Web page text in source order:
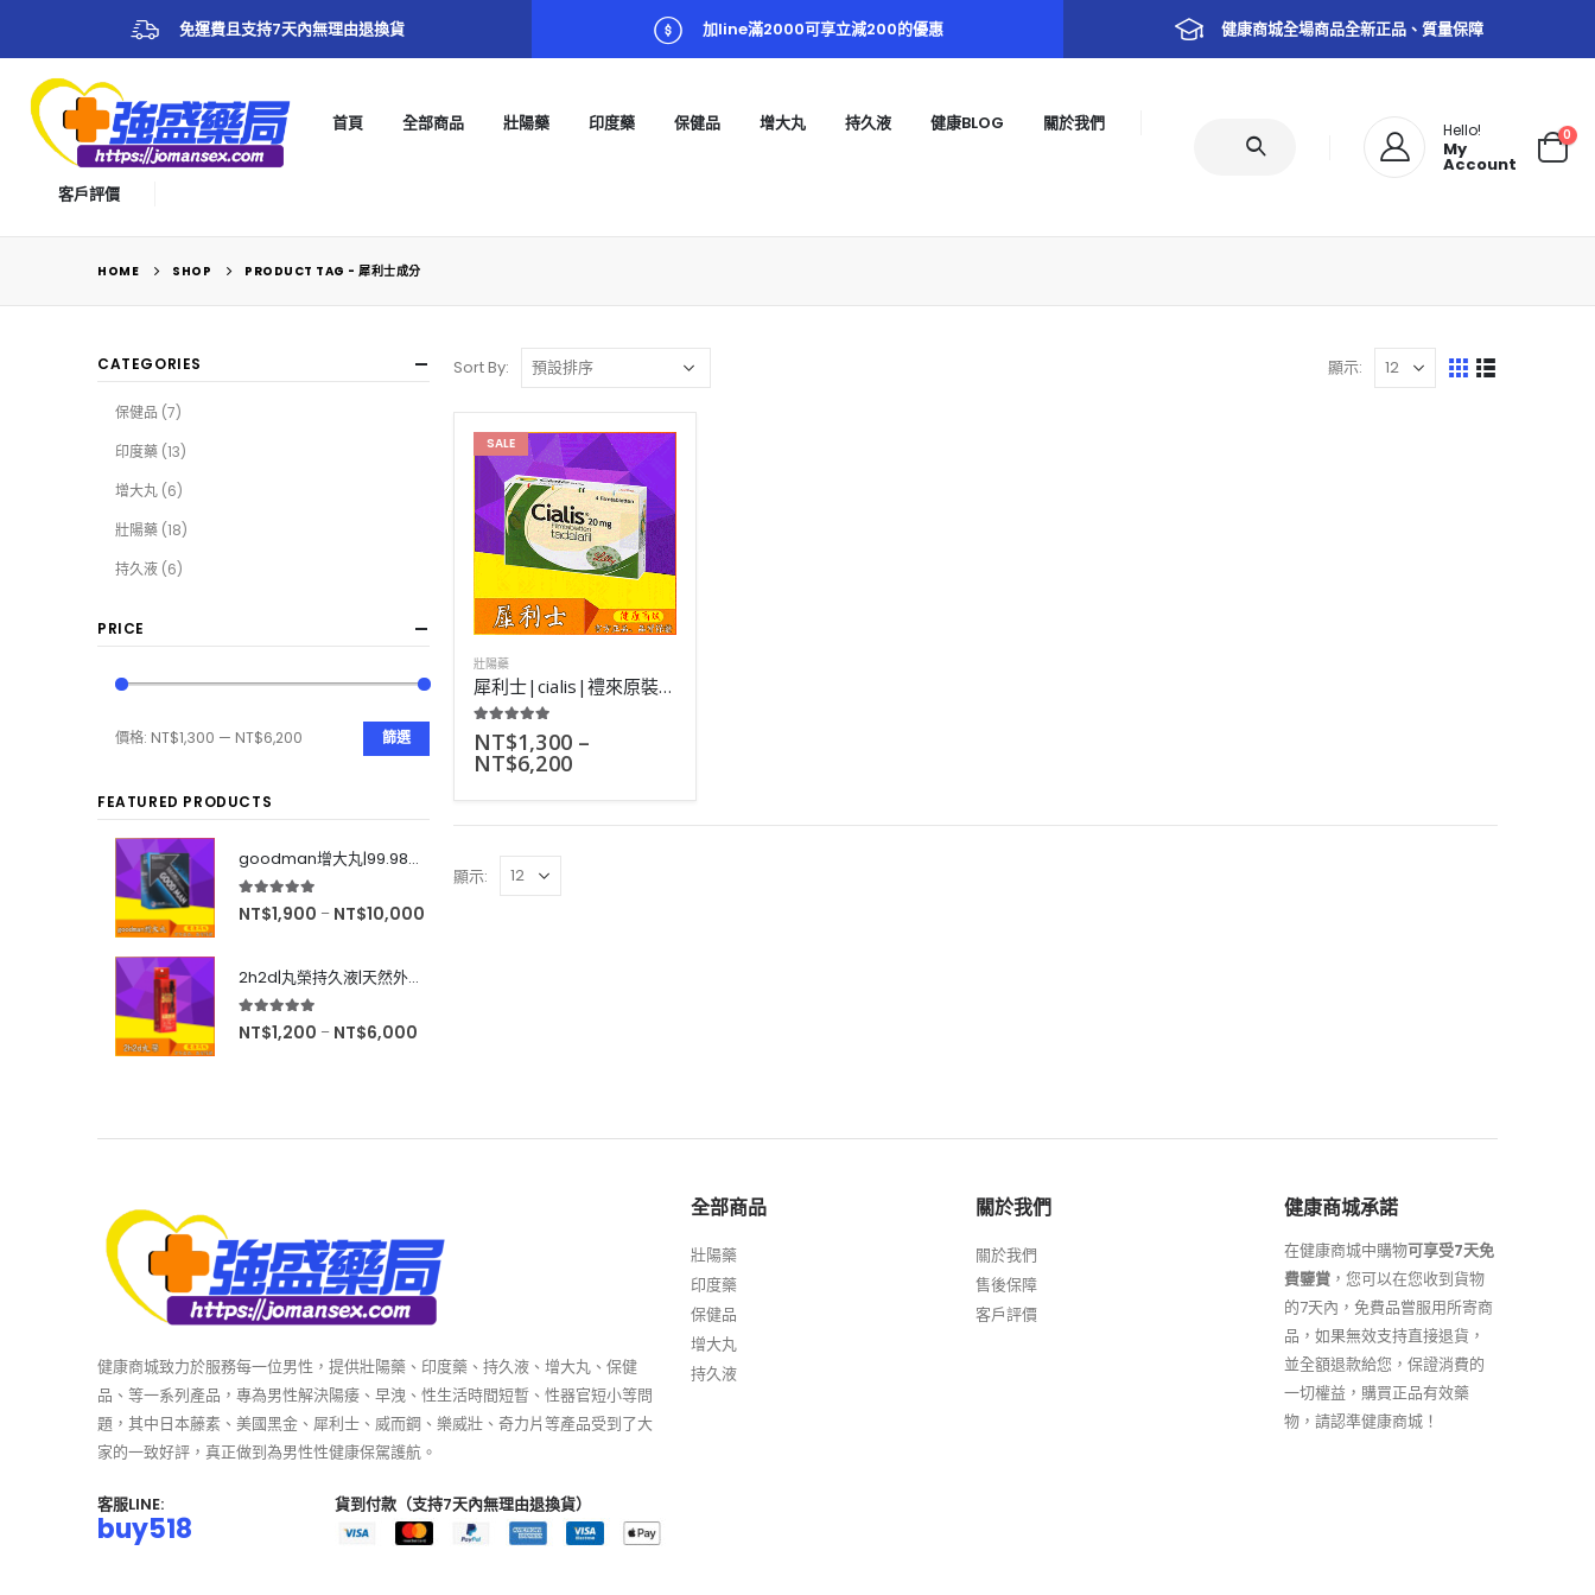
免運費且支持7天內無理由退換貨 加line滿2000可享立減200的優惠 健康商城全場商品全新正品、質量保障
首頁 全部商品 壯陽藥 印度藥 保健品 增大丸 持久液 健康BLOG 關於我們
客戶評價
Hello!
My
Account
0
HOME SHOP PRODUCT TAG - 犀利士成分
Sort By: 顯示:
SALE
壯陽藥
犀利士|cialis|禮來原裝進口男性口服壯陽藥|36小時超長藥效
5.00out of 5
NT$1,300–
NT$6,200
顯示:
CATEGORIES
保健品 (7)
印度藥 (13)
增大丸 (6)
壯陽藥 (18)
持久液 (6)
PRICE
篩選
價格: NT$1,300 — NT$6,200
FEATURED PRODUCTS
goodman增大丸|99.98%有效率|增大後不反彈|效果超好|60粒
5.00 out of 5
NT$1,900 – NT$10,000
2h2d|丸榮持久液|天然外用延時|效果強烈|無色無味|10ml
5.00 out of 5
NT$1,200 – NT$6,000
健康商城致力於服務每一位男性，提供壯陽藥、印度藥、持久液、增大丸、保健
品、等一系列產品，專為男性解決陽痿、早洩、性生活時間短暫、性器官短小等問
題，其中日本藤素、美國黑金、犀利士、威而鋼、樂威壯、奇力片等產品受到了大
家的一致好評，真正做到為男性性健康保駕護航。
客服LINE:
buy518
貨到付款（支持7天內無理由退換貨）
全部商品
壯陽藥
印度藥
保健品
增大丸
持久液
關於我們
關於我們
售後保障
客戶評價
健康商城承諾
在健康商城中購物可享受7天免
費鑒賞 ，您可以在您收到貨物
的7天內，免費品嘗服用所寄商
品，如果無效支持直接退貨，
並全額退款給您，保證消費的
一切權益，購買正品有效藥
物，請認準健康商城！